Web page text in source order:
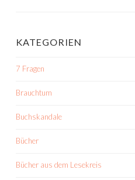
KATEGORIEN
7 Fragen
Brauchtum
Buchskandale
Bücher
Bücher aus dem Lesekreis